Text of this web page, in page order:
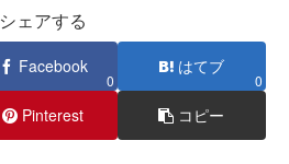
シェアする
Facebook
0
はてブ
0
Pinterest コピー